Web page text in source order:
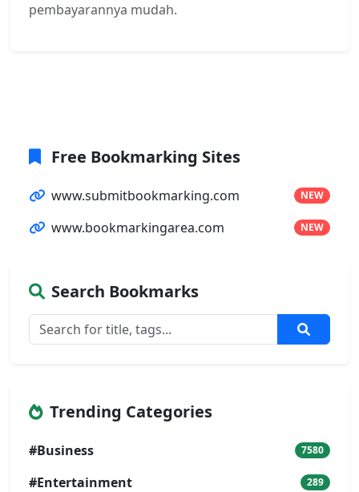
pembayarannya mudah.
Free Bookmarking Sites
www.submitbookmarking.com NEW
www.bookmarkingarea.com NEW
Search Bookmarks
Trending Categories
#Business 7580
#Entertainment 289